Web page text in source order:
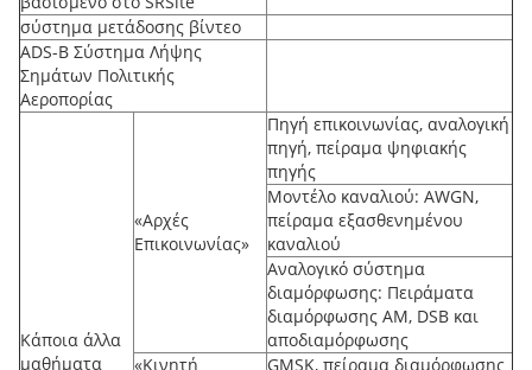
σύστημα μετάδοσης βίντεο
ADS-B Σύστημα Λήψης
Σημάτων Πολιτικής
Αεροπορίας
Κάποια άλλα
μαθήματα
«Αρχές
Επικοινωνίας»
Πηγή επικοινωνίας, αναλογική
πηγή, πείραμα ψηφιακής
πηγής
Μοντέλο καναλιού: AWGN,
πείραμα εξασθενημένου
καναλιού
Αναλογικό σύστημα
διαμόρφωσης: Πειράματα
διαμόρφωσης AM, DSB και
αποδιαμόρφωσης
«Κινητή
GMSK, πείραμα διαμόρφωσης